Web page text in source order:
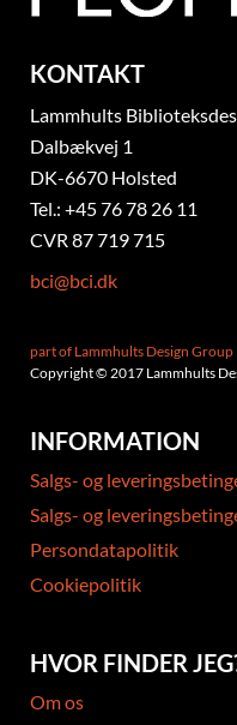
KONTAKT
Lammhults
Dalbækvej 1
DK-6670 Holsted
Tel.: +45 76 78 26 11
CVR 87 719 715
bci@bci.dk
part of Lammhults Design Group
Copyright © 2017 Lammhults
INFORMATION
Salgs- og
Salgs- og
Persondatapolitik
Cookiepolitik
HVOR FINDER
Om os